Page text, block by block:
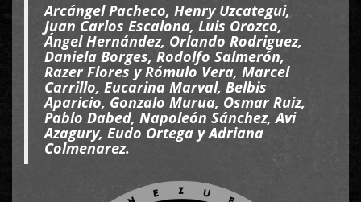
Arcángel Pacheco, Henry Uzcategui,
Juan Carlos Escalona, Luis Orozco,
Ángel Hernández, Orlando Rodriguez,
Daniela Borges, Rodolfo Salmerón,
Razer Flores y Rómulo Vera, Marcel
Carrillo, Eucarina Marval, Belbis
Aparicio, Gonzalo Murua, Osmar Ruiz,
Pablo Dabed, Napoleón Sánchez, Avi
Azagury, Eudo Ortega y Adriana
Colmenarez.